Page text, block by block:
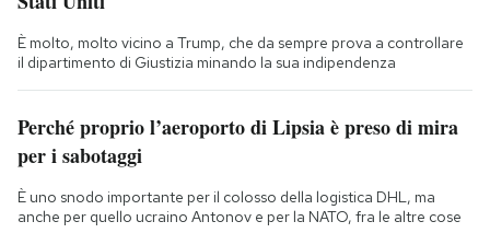
È molto, molto vicino a Trump, che da sempre prova a controllare
il dipartimento di Giustizia minando la sua indipendenza
Perché proprio l’aeroporto di Lipsia è preso di mira
per i sabotaggi
È uno snodo importante per il colosso della logistica DHL, ma
anche per quello ucraino Antonov e per la NATO, fra le altre cose